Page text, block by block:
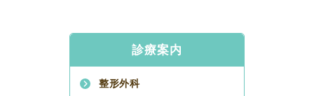
診療案内
整形外科